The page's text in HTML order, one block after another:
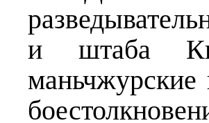
и штаба
маньчжурские